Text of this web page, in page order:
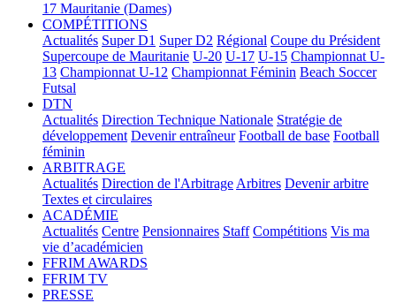
17 Mauritanie (Dames)
COMPÉTITIONS
Actualités Super D1 Super D2 Régional Coupe du Président
Supercoupe de Mauritanie U-20 U-17 U-15 Championnat U-
13 Championnat U-12 Championnat Féminin Beach Soccer
Futsal
DTN
Actualités Direction Technique Nationale Stratégie de
développement Devenir entraîneur Football de base Football
féminin
ARBITRAGE
Actualités Direction de l'Arbitrage Arbitres Devenir arbitre
Textes et circulaires
ACADÉMIE
Actualités Centre Pensionnaires Staff Compétitions Vis ma
vie d’académicien
FFRIM AWARDS
FFRIM TV
PRESSE